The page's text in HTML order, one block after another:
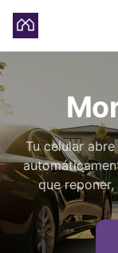
Tu celular
que